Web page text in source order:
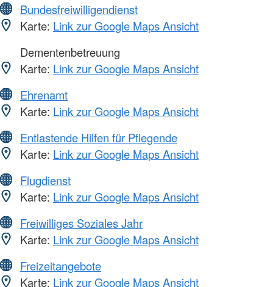
Bundesfreiwilligendienst
Karte: Link zur Google Maps Ansicht
Dementenbetreuung
Karte: Link zur Google Maps Ansicht
Ehrenamt
Karte: Link zur Google Maps Ansicht
Entlastende Hilfen für Pflegende
Karte: Link zur Google Maps Ansicht
Flugdienst
Karte: Link zur Google Maps Ansicht
Freiwilliges Soziales Jahr
Karte: Link zur Google Maps Ansicht
Freizeitangebote
Karte: Link zur Google Maps Ansicht